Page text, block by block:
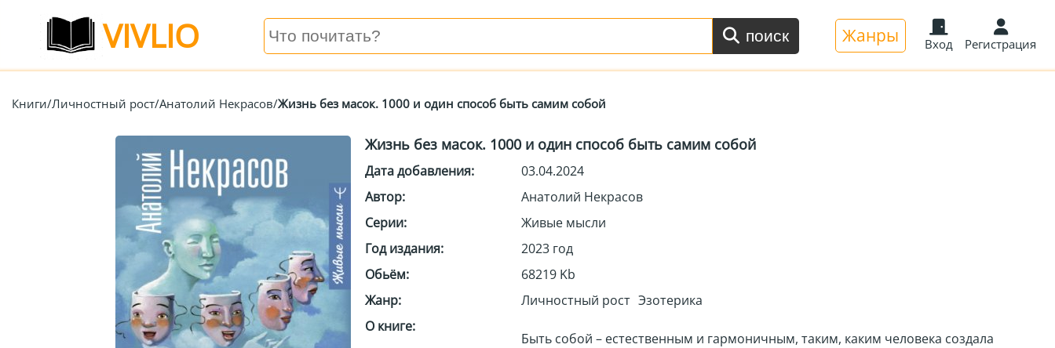
VIVLIO поиск Жанры Вход Регистрация
Книги/Личностный рост/Анатолий Некрасов/Жизнь без масок. 1000 и один способ быть самим собой
Жизнь без масок. 1000 и один способ быть самим собой
Дата добавления:
03.04.2024
Автор:
Анатолий Некрасов
Серии:
Живые мысли
Год издания:
2023 год
Обьём:
68219 Kb
Жанр:
Личностный рост Эзотерика
О книге:
Быть собой – естественным и гармоничным, таким, каким человека создала